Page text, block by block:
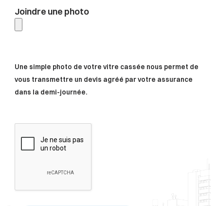
Joindre une photo
Une simple photo de votre vitre cassée nous permet de
vous transmettre un devis agréé par votre assurance
dans la demi-journée.